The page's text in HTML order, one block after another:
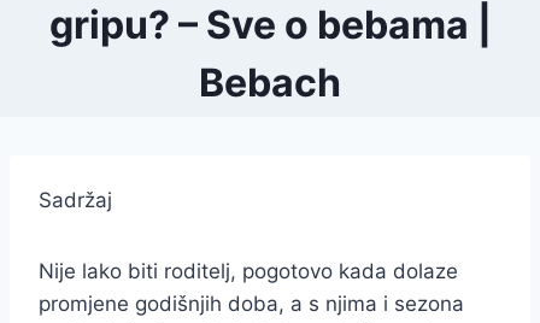
gripu? – Sve o bebama |
Bebach
Sadržaj
Nije lako biti roditelj, pogotovo kada dolaze
promjene godišnjih doba, a s njima i sezona